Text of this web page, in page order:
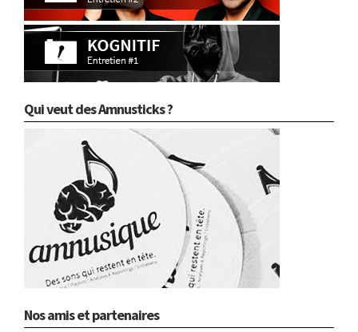
Qui veut des Amnusticks ?
Nos amis et partenaires